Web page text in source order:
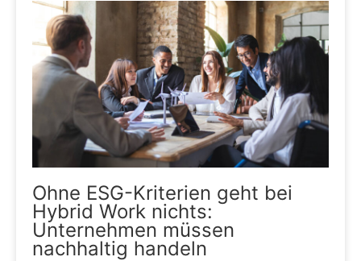
Ohne ESG-Kriterien geht bei
Hybrid Work nichts:
Unternehmen müssen
nachhaltig handeln